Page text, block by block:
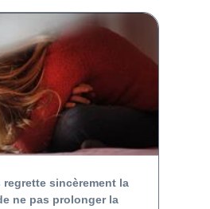
sincèrement la
ne pas prolonger la